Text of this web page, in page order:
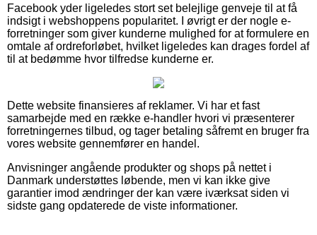
Facebook yder ligeledes stort set belejlige genveje til at få
indsigt i webshoppens popularitet. I øvrigt er der nogle e-
forretninger som giver kunderne mulighed for at formulere en
omtale af ordreforløbet, hvilket ligeledes kan drages fordel af
til at bedømme hvor tilfredse kunderne er.
Dette website finansieres af reklamer. Vi har et fast
samarbejde med en række e-handler hvori vi præsenterer
forretningernes tilbud, og tager betaling såfremt en bruger fra
vores website gennemfører en handel.
Anvisninger angående produkter og shops på nettet i
Danmark understøttes løbende, men vi kan ikke give
garantier imod ændringer der kan være iværksat siden vi
sidste gang opdaterede de viste informationer.